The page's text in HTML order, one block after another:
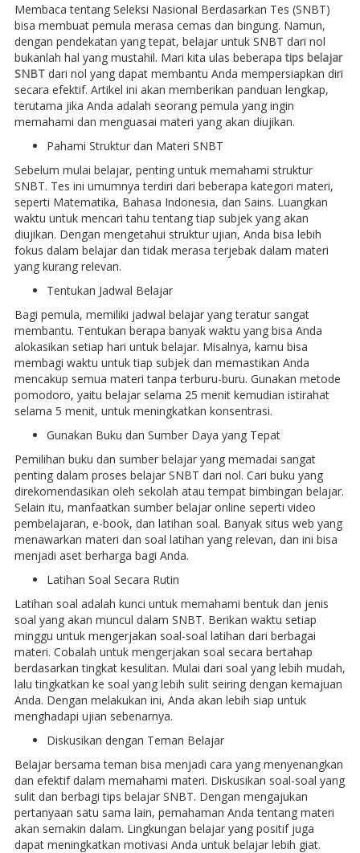
Membaca tentang Seleksi Nasional Berdasarkan Tes (SNBT)
bisa membuat pemula merasa cemas dan bingung. Namun,
dengan pendekatan yang tepat, belajar untuk SNBT dari nol
bukanlah hal yang mustahil. Mari kita ulas beberapatips belajar
SNBTdari nol yang dapat membantu Anda mempersiapkan diri
secara efektif. Artikel ini akan memberikan panduan lengkap,
terutama jika Anda adalah seorang pemula yang ingin
memahami dan menguasai materi yang akan diujikan.
Pahami Struktur dan Materi SNBT
Sebelum mulai belajar, penting untuk memahami struktur
SNBT. Tes ini umumnya terdiri dari beberapa kategori materi,
seperti Matematika, Bahasa Indonesia, dan Sains. Luangkan
waktu untuk mencari tahu tentang tiap subjek yang akan
diujikan. Dengan mengetahui struktur ujian, Anda bisa lebih
fokus dalam belajar dan tidak merasa terjebak dalam materi
yang kurang relevan.
Tentukan Jadwal Belajar
Bagi pemula, memiliki jadwal belajar yang teratur sangat
membantu. Tentukan berapa banyak waktu yang bisa Anda
alokasikan setiap hari untuk belajar. Misalnya, kamu bisa
membagi waktu untuk tiap subjek dan memastikan Anda
mencakup semua materi tanpa terburu-buru. Gunakan metode
pomodoro, yaitu belajar selama 25 menit kemudian istirahat
selama 5 menit, untuk meningkatkan konsentrasi.
Gunakan Buku dan Sumber Daya yang Tepat
Pemilihan buku dan sumber belajar yang memadai sangat
penting dalam proses belajar SNBT dari nol. Cari buku yang
direkomendasikan oleh sekolah atau tempat bimbingan belajar.
Selain itu, manfaatkan sumber belajar online seperti video
pembelajaran, e-book, dan latihan soal. Banyak situs web yang
menawarkan materi dan soal latihan yang relevan, dan ini bisa
menjadi aset berharga bagi Anda.
Latihan Soal Secara Rutin
Latihan soal adalah kunci untuk memahami bentuk dan jenis
soal yang akan muncul dalam SNBT. Berikan waktu setiap
minggu untuk mengerjakan soal-soal latihan dari berbagai
materi. Cobalah untuk mengerjakan soal secara bertahap
berdasarkan tingkat kesulitan. Mulai dari soal yang lebih mudah,
lalu tingkatkan ke soal yang lebih sulit seiring dengan kemajuan
Anda. Dengan melakukan ini, Anda akan lebih siap untuk
menghadapi ujian sebenarnya.
Diskusikan dengan Teman Belajar
Belajar bersama teman bisa menjadi cara yang menyenangkan
dan efektif dalam memahami materi. Diskusikan soal-soal yang
sulit dan berbagi tips belajar SNBT. Dengan mengajukan
pertanyaan satu sama lain, pemahaman Anda tentang materi
akan semakin dalam. Lingkungan belajar yang positif juga
dapat meningkatkan motivasi Anda untuk belajar lebih giat.